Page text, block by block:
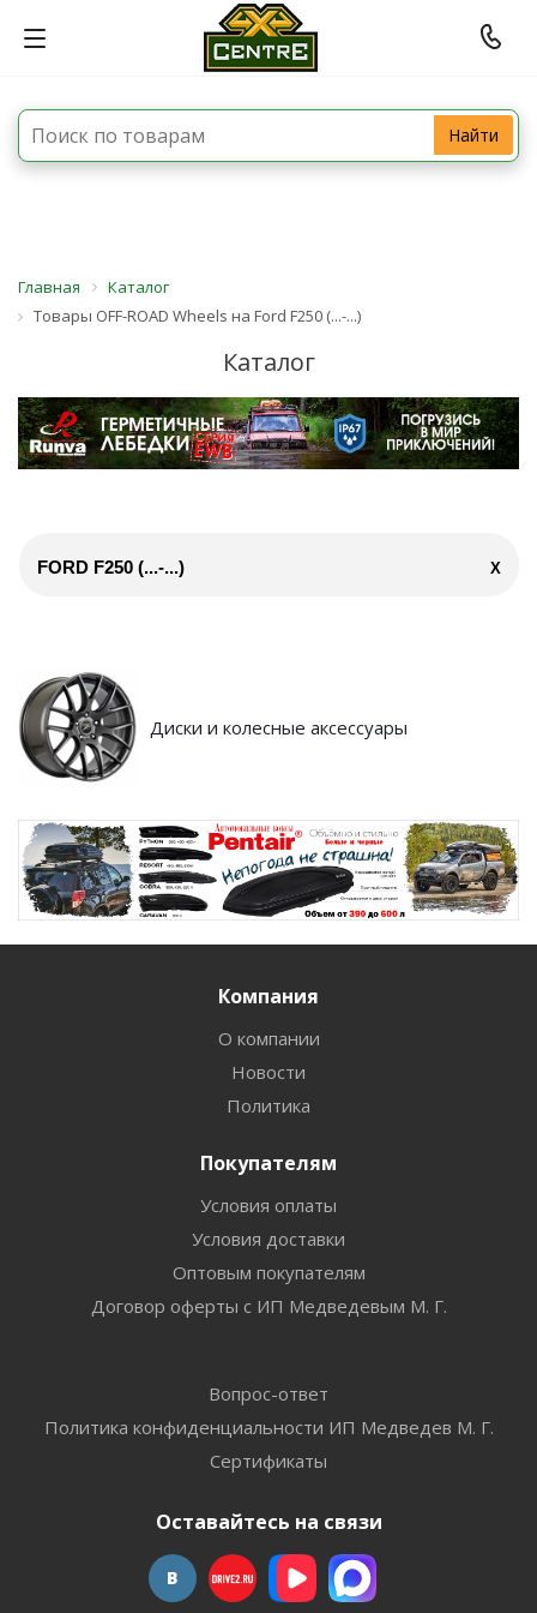
Найти
Главная
Каталог
Товары OFF-ROAD Wheels на Ford F250 (...-...)
Каталог
FORD F250 (...-...) X
Диски и колесные аксессуары
Компания
О компании
Новости
Политика
Покупателям
Условия оплаты
Условия доставки
Оптовым покупателям
Договор оферты с ИП Медведевым М. Г.
Вопрос-ответ
Политика конфиденциальности ИП Медведев М. Г.
Сертификаты
Оставайтесь на связи